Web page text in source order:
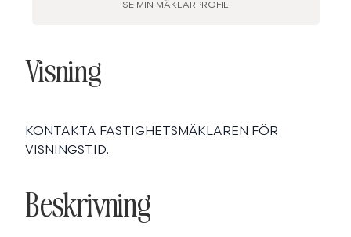
SE MIN MÄKLARPROFIL
Visning
KONTAKTA FASTIGHETSMÄKLAREN FÖR
VISNINGSTID.
Beskrivning